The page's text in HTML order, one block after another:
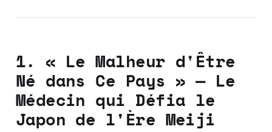
1. « Le Malheur d'Être
Né dans Ce Pays » — Le
Médecin qui Défia le
Japon de l'Ère Meiji